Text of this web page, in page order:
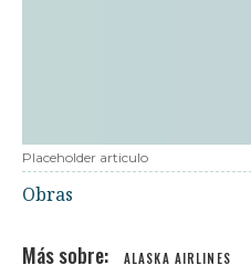
Placeholder articulo
Obras
ALASKA AIRLINES